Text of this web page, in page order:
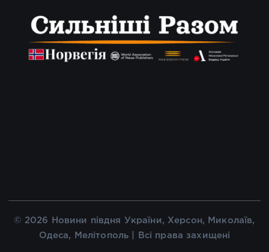
© 2026 Новини півдня України, Херсон, Миколаїв,
Одеса, Мелітополь | Всі права захищені